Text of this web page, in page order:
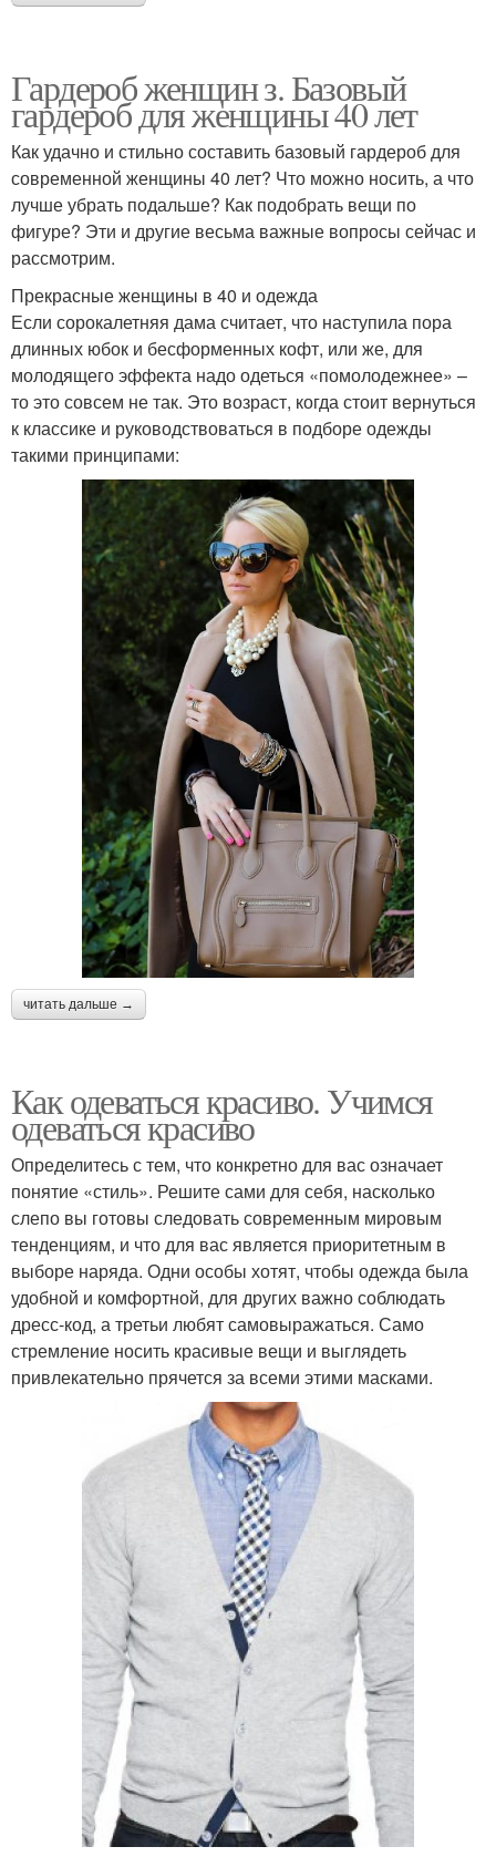
Гардероб женщин з. Базовый
гардероб для женщины 40 лет
Как удачно и стильно составить базовый гардероб для
современной женщины 40 лет? Что можно носить, а что
лучше убрать подальше? Как подобрать вещи по
фигуре? Эти и другие весьма важные вопросы сейчас и
рассмотрим.
Прекрасные женщины в 40 и одежда
Если сорокалетняя дама считает, что наступила пора
длинных юбок и бесформенных кофт, или же, для
молодящего эффекта надо одеться «помолодежнее» –
то это совсем не так. Это возраст, когда стоит вернуться
к классике и руководствоваться в подборе одежды
такими принципами:
читать дальше →
Как одеваться красиво. Учимся
одеваться красиво
Определитесь с тем, что конкретно для вас означает
понятие «стиль». Решите сами для себя, насколько
слепо вы готовы следовать современным мировым
тенденциям, и что для вас является приоритетным в
выборе наряда. Одни особы хотят, чтобы одежда была
удобной и комфортной, для других важно соблюдать
дресс-код, а третьи любят самовыражаться. Само
стремление носить красивые вещи и выглядеть
привлекательно прячется за всеми этими масками.